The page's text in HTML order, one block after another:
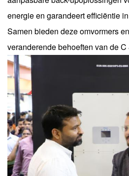
energie en garandeert efficiëntie
Samen bieden deze omvormers
veranderende behoeften van de C